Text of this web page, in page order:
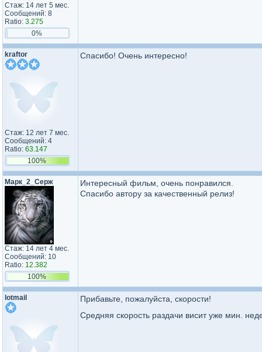
Стаж: 14 лет 5 мес.
Сообщений: 8
Ratio: 3.275
0%
kraftor
Стаж: 12 лет 7 мес.
Сообщений: 4
Ratio: 63.147
100%
Спасибо! Очень интересно!
Марк_2_Серж
Стаж: 14 лет 4 мес.
Сообщений: 10
Ratio: 12.382
100%
Интересный фильм, очень понравился.
Спасибо автору за качественный релиз!
lotmail
Прибавьте, пожалуйста, скорости!
Средняя скорость раздачи висит уже мин.